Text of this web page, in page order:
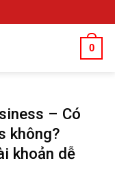
0
– Có
không?
khoản dễ